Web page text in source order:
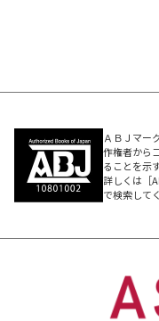
ＡＢＪマー
作権者から
ることを示
詳しくは［
で検索して